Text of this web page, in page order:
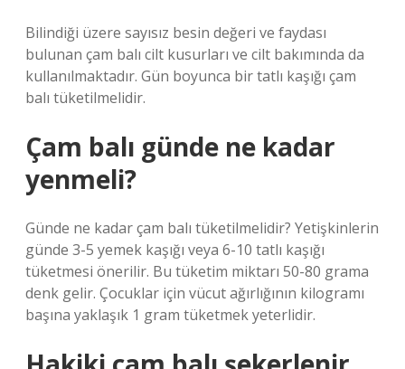
Bilindiği üzere sayısız besin değeri ve faydası
bulunan çam balı cilt kusurları ve cilt bakımında da
kullanılmaktadır. Gün boyunca bir tatlı kaşığı çam
balı tüketilmelidir.
Çam balı günde ne kadar
yenmeli?
Günde ne kadar çam balı tüketilmelidir? Yetişkinlerin
günde 3-5 yemek kaşığı veya 6-10 tatlı kaşığı
tüketmesi önerilir. Bu tüketim miktarı 50-80 grama
denk gelir. Çocuklar için vücut ağırlığının kilogramı
başına yaklaşık 1 gram tüketmek yeterlidir.